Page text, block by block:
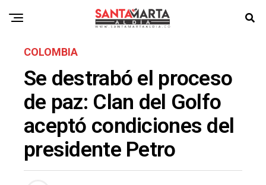
COLOMBIA
Se destrabó el proceso
de paz: Clan del Golfo
aceptó condiciones del
presidente Petro